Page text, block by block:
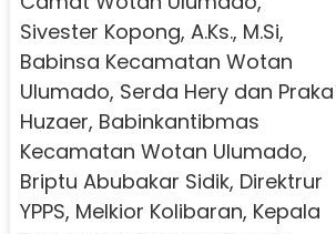
Sivester Kopong, A.Ks., M.Si,
Babinsa Kecamatan Wotan
Ulumado, Serda Hery dan Praka
Huzaer, Babinkantibmas
Kecamatan Wotan Ulumado,
Briptu Abubakar Sidik, Direktrur
YPPS, Melkior Kolibaran, Kepala